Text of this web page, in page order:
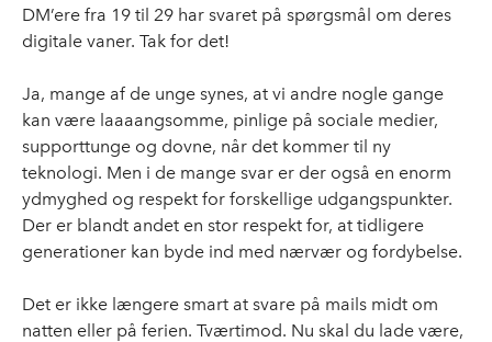
DM’ere fra 19 til 29 har svaret på spørgsmål om deres
digitale vaner. Tak for det!
Ja, mange af de unge synes, at vi andre nogle gange
kan være laaaangsomme, pinlige på sociale medier,
supporttunge og dovne, når det kommer til ny
teknologi. Men i de mange svar er der også en enorm
ydmyghed og respekt for forskellige udgangspunkter.
Der er blandt andet en stor respekt for, at tidligere
generationer kan byde ind med nærvær og fordybelse.
Det er ikke længere smart at svare på mails midt om
natten eller på ferien. Tværtimod. Nu skal du lade være,